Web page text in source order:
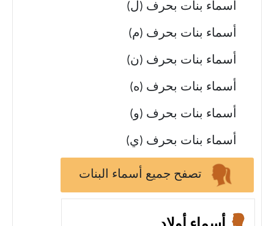
أسماء بنات بحرف (ل)
أسماء بنات بحرف (م)
أسماء بنات بحرف (ن)
أسماء بنات بحرف (ه)
أسماء بنات بحرف (و)
أسماء بنات بحرف (ي)
تصفح جميع أسماء البنات